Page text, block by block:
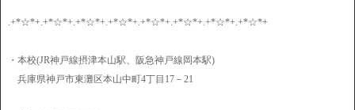
.+*☆*+.+*☆*+.+*☆*+.+*☆*+.+*☆*+.+*☆*+.+*☆*+.+*☆*+
・本校(JR神戸線摂津本山駅、阪急神戸線岡本駅)
兵庫県神戸市東灘区本山中町4丁目17－21